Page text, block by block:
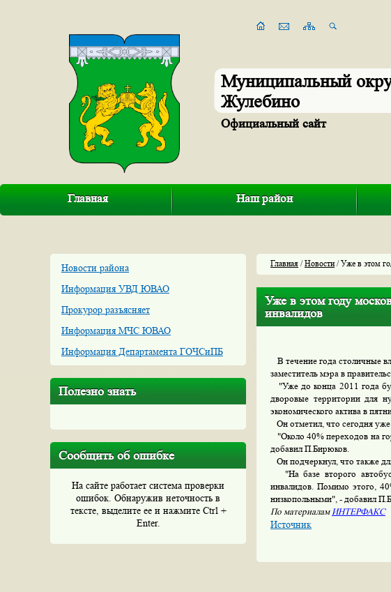
Муниципальный
Жулебино
Официальный сайт
Главная Наш район
Новости района
Информация УВД ЮВАО
Прокурор разъясняет
Информация МЧС ЮВАО
Информация Департамента ГОЧСиПБ
Полезно знать
Сообщить об ошибке
На сайте работает система проверки
ошибок. Обнаружив неточность в
тексте, выделите ее и нажмите Ctrl +
Enter.
Главная /Новости/ Уже в этом
Уже в этом году
инвалидов
В течение года столичные
заместитель мэра в
"Уже до конца 2011 года
дворовые территории для
экономического актива в
Он отметил, что сегодня
"Около 40% переходов на
добавил П.Бирюков.
Он подчеркнул, что также
"На базе второго
инвалидов. Помимо этого,
низкопольными", - добавил
По материаламИНТЕРФАКС
Источник